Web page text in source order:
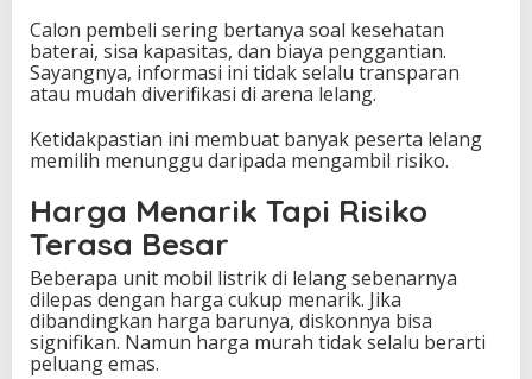
Calon pembeli sering bertanya soal kesehatan
baterai, sisa kapasitas, dan biaya penggantian.
Sayangnya, informasi ini tidak selalu transparan
atau mudah diverifikasi di arena lelang.
Ketidakpastian ini membuat banyak peserta lelang
memilih menunggu daripada mengambil risiko.
Harga Menarik Tapi Risiko
Terasa Besar
Beberapa unit mobil listrik di lelang sebenarnya
dilepas dengan harga cukup menarik. Jika
dibandingkan harga barunya, diskonnya bisa
signifikan. Namun harga murah tidak selalu berarti
peluang emas.